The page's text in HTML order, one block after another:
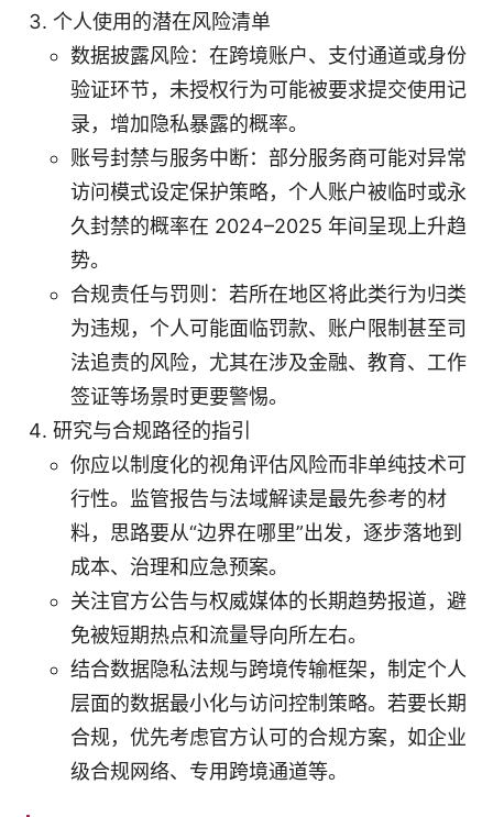
个人使用的潜在风险清单
数据披露风险：在跨境账户、支付通道或身份
验证环节，未授权行为可能被要求提交使用记
录，增加隐私暴露的概率。
账号封禁与服务中断：部分服务商可能对异常
访问模式设定保护策略，个人账户被临时或永
久封禁的概率在 2024–2025 年间呈现上升趋
势。
合规责任与罚则：若所在地区将此类行为归类
为违规，个人可能面临罚款、账户限制甚至司
法追责的风险，尤其在涉及金融、教育、工作
签证等场景时更要警惕。
研究与合规路径的指引
你应以制度化的视角评估风险而非单纯技术可
行性。监管报告与法域解读是最先参考的材
料，思路要从“边界在哪里”出发，逐步落地到
成本、治理和应急预案。
关注官方公告与权威媒体的长期趋势报道，避
免被短期热点和流量导向所左右。
结合数据隐私法规与跨境传输框架，制定个人
层面的数据最小化与访问控制策略。若要长期
合规，优先考虑官方认可的合规方案，如企业
级合规网络、专用跨境通道等。